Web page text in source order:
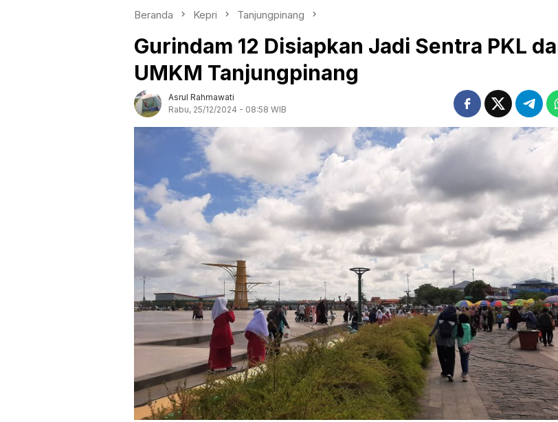
Beranda Kepri Tanjungpinang
Gurindam 12 Disiapkan Jadi Sentra PKL
UMKM Tanjungpinang
Asrul Rahmawati
Rabu, 25/12/2024 - 08:58 WIB